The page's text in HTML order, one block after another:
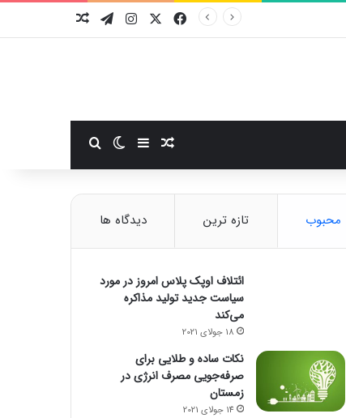
فیسبوکایکس اینستاگرام
تلگرام
نوشته تصادفی
سایدبارتغییر پوسته
محبوب تازه ترین دیدگاه ها
ائتلاف اوپک پلاس امروز در مورد
سیاست جدید تولید مذاکره
می‌کند
18 جولای 2021
نکات ساده و طلایی برای
صرفه‌جویی مصرف انرژی در
زمستان
14 جولای 2021